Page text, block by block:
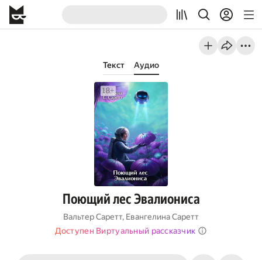
Текст Аудио
Поющий лес Эвалиониса
Вальтер Саретт, Евангелина Саретт
Доступен Виртуальный рассказчик